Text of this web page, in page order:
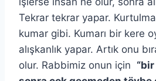
Tekrar tekrar yapar.
kumar gibi. Kumarı bir kere
alışkanlık yapar. Artık onu
olur. Rabbimiz onun için